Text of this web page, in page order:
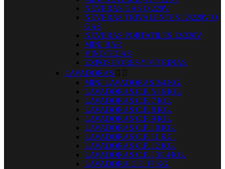
NEVERAS GAS O 220V
NEVERAS TRIVALENTES 12/220V O
GAS
NEVERAS PORTATILES 12/220V
MINI BAR
VINOTECAS
EXPOSITORES Y VITRINAS.
LAVADORAS  
MINI LAVADORAS 2/4 KG.
LAVADORAS C.F. 5 / 6 KG.
LAVADORAS C.F. 7 KG.
LAVADORAS C.F. 8 KG.
LAVADORAS C.F. 9 KG.
LAVADORAS C.F. 10 KG.
LAVADORAS C.F. 11 KG.
LAVADORAS C.F. 12 KG.
LAVADORAS C.F. 13/14 KG.
LAVADORA C.F. 17 KG.